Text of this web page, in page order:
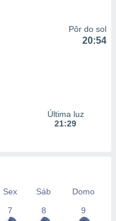
Pôr do sol
20:54
Última luz
21:29
Sex Sáb
Domo
7
8 9